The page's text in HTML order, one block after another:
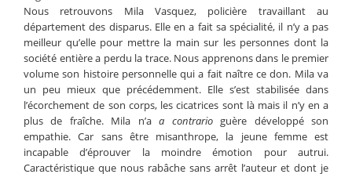
Nous retrouvons Mila Vasquez, policière travaillant au
département des disparus. Elle en a fait sa spécialité, il n’y a pas
meilleur qu’elle pour mettre la main sur les personnes dont la
société entière a perdu la trace. Nous apprenons dans le premier
volume son histoire personnelle qui a fait naître ce don. Mila va
un peu mieux que précédemment. Elle s’est stabilisée dans
l’écorchement de son corps, les cicatrices sont là mais il n’y en a
plus de fraîche. Mila n’aa contrarioguère développé son
empathie. Car sans être misanthrope, la jeune femme est
incapable d’éprouver la moindre émotion pour autrui.
Caractéristique que nous rabâche sans arrêt l’auteur et dont je